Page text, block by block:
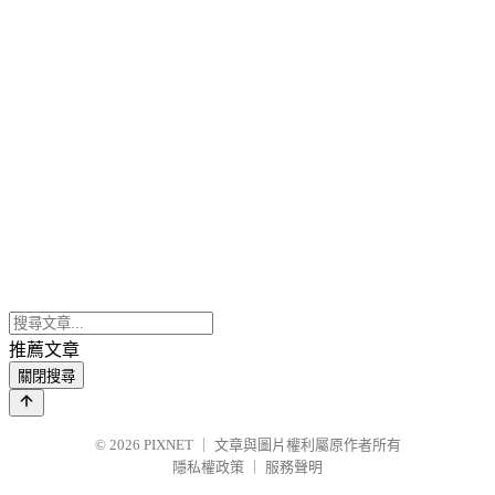
推薦文章
關閉搜尋
© 2026 PIXNET
文章與圖片權利屬原作者所有
隱私權政策
服務聲明